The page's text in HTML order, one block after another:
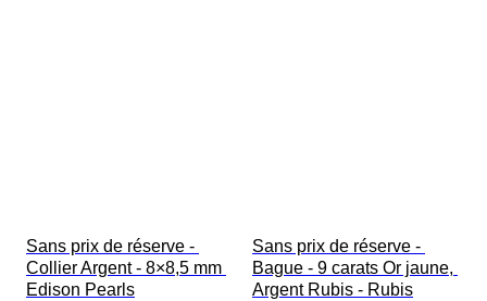
Sans prix de réserve -
Collier Argent - 8×8,5 mm
Edison Pearls
Sans prix de réserve -
Bague - 9 carats Or jaune,
Argent Rubis - Rubis